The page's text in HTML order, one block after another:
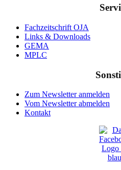
Fachzeitschrift OJA
Links & Downloads
GEMA
MPLC
Zum Newsletter anmelden
Vom Newsletter abmelden
Kontakt